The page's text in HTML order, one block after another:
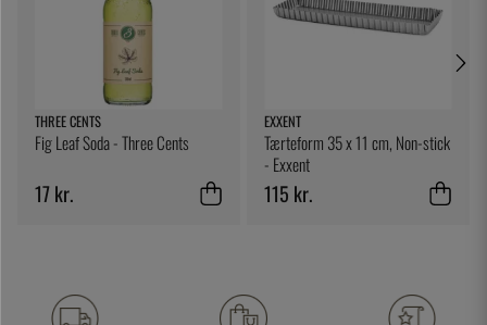
THREE CENTS
Fig Leaf Soda - Three Cents
17 kr.
EXXENT
Tærteform 35 x 11 cm, Non-stick
- Exxent
115 kr.